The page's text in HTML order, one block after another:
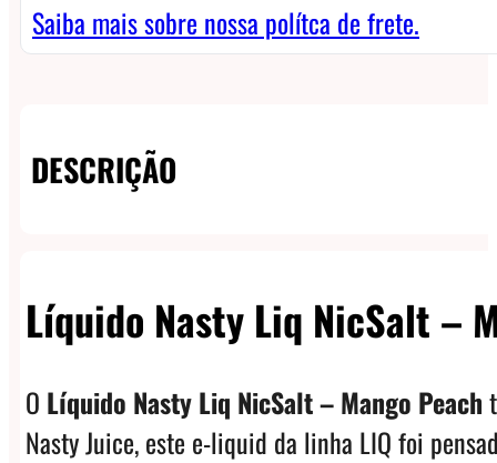
Saiba mais sobre nossa polítca de frete.
DESCRIÇÃO
Líquido Nasty Liq NicSalt –
O Líquido Nasty Liq NicSalt – Mango Peach
Nasty Juice, este e-liquid da linha LIQ foi